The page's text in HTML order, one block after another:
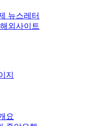
뉴스레터
외사이트
지
요